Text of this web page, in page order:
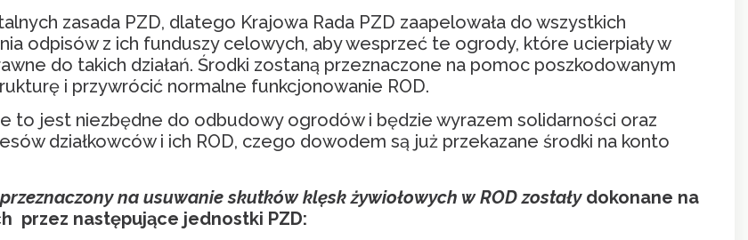
zasada PZD, dlatego Krajowa Rada PZD zaapelowała do wszystkich
odpisów z ich funduszy celowych, aby wesprzeć te ogrody, które ucierpiały w
do takich działań. Środki zostaną przeznaczone na pomoc poszkodowanym
i przywrócić normalne funkcjonowanie ROD.
to jest niezbędne do odbudowy ogrodów i będzie wyrazem solidarności oraz
działkowców i ich ROD, czego dowodem są już przekazane środki na konto
na usuwanie skutków klęsk żywiołowych w ROD zostały dokonane na
przez następujące jednostki PZD: